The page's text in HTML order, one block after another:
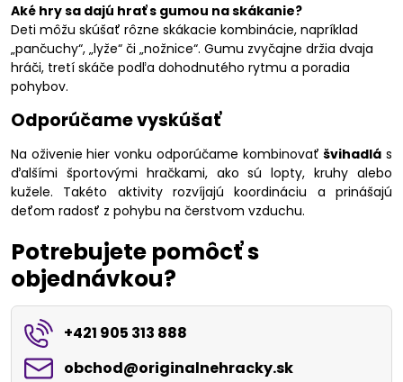
Aké hry sa dajú hrať s gumou na skákanie?
Deti môžu skúšať rôzne skákacie kombinácie, napríklad
„pančuchy“, „lyže“ či „nožnice“. Gumu zvyčajne držia dvaja
hráči, tretí skáče podľa dohodnutého rytmu a poradia
pohybov.
Odporúčame vyskúšať
Na oživenie hier vonku odporúčame kombinovaťšvihadlá s
ďalšími športovými hračkami, ako sú lopty, kruhy alebo
kužele. Takéto aktivity rozvíjajú koordináciu a prinášajú
deťom radosť z pohybu na čerstvom vzduchu.
Potrebujete pomôcť s
objednávkou?
+421 905 313 888
obchod​@originalnehracky​.sk